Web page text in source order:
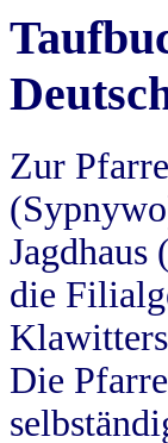
Zur
Jagdhaus
die
Die